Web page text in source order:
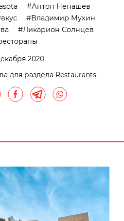
Антон Ненашев
вкус
Владимир Мухин
Ликарион Солнцев
2020
для раздела Restaurants